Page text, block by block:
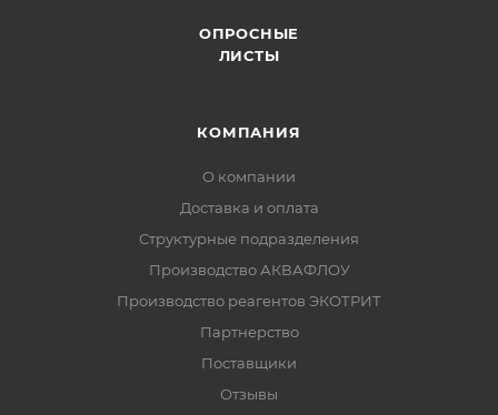
ОПРОСНЫЕ
ЛИСТЫ
КОМПАНИЯ
О компании
Доставка и оплата
Структурные подразделения
Производство АКВАФЛОУ
Производство реагентов ЭКОТРИТ
Партнерство
Поставщики
Отзывы